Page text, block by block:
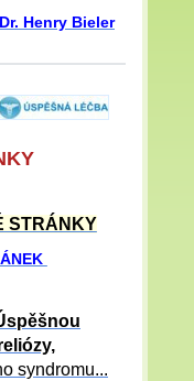
Henry Bieler
STRÁNKY
syndromu...